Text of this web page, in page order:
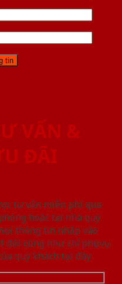
VẤN &
ĐÃI
tư vấn miễn phí qua
hoặc tại nhà quý
thông tin nhập vào
cũng như chỉ phục vụ
quý khách tại đây.